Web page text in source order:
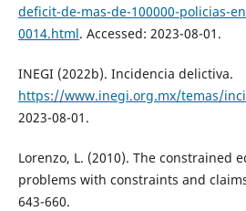
deficit-de-mas-de-100000-policias-
0014.html. Accessed: 2023-08-01.
INEGI (2022b). Incidencia delictiva.
https://www.inegi.org.mx/temas/
2023-08-01.
Lorenzo, L. (2010). The constrained
problems with constraints and
643-660.